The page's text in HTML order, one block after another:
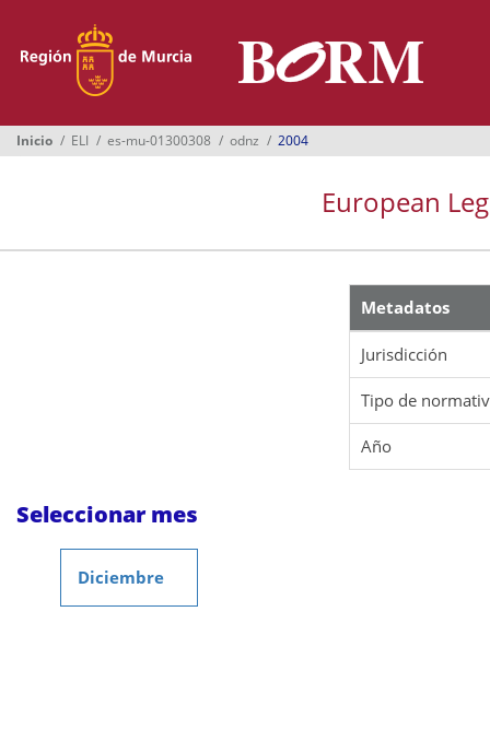
Boletines
Ayuntamientos
Inicio ELI es-mu-01300308 odnz 2004
European
Metadatos
Jurisdicción
Tipo de
Año
Seleccionar mes
Diciembre